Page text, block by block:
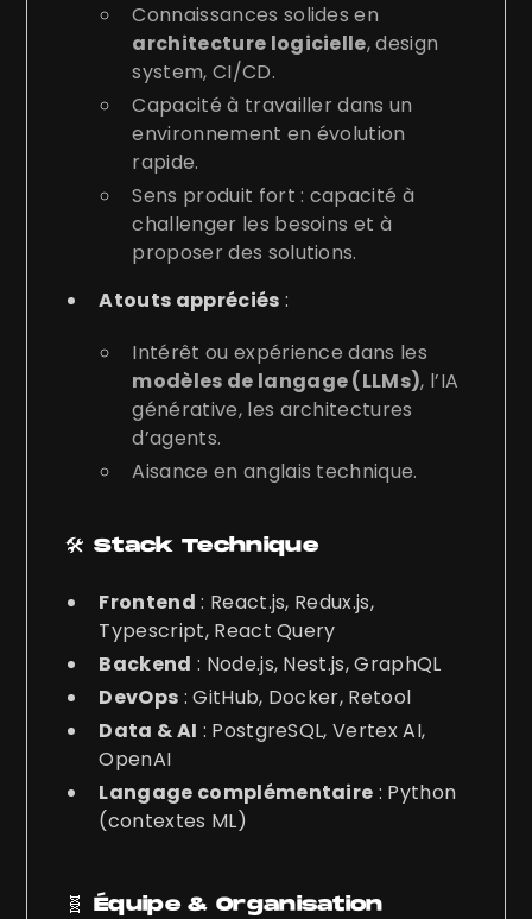
Connaissances solides en
architecture logicielle, design
system, CI/CD.
Capacité à travailler dans un
environnement en évolution
rapide.
Sens produit fort : capacité à
challenger les besoins et à
proposer des solutions.
Atouts appréciés :
Intérêt ou expérience dans les
modèles de langage (LLMs), l’IA
générative, les architectures
d’agents.
Aisance en anglais technique.
🛠️Stack Technique
Frontend : React.js, Redux.js,
Typescript, React Query
Backend : Node.js, Nest.js, GraphQL
DevOps : GitHub, Docker, Retool
Data & AI : PostgreSQL, Vertex AI,
OpenAI
Langage complémentaire : Python
(contextes ML)
🧬Équipe & Organisation